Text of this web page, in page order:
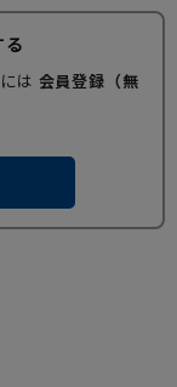
る
は 会員登録（無